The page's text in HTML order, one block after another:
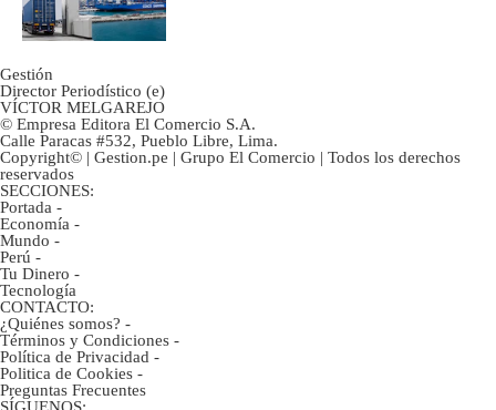
Gestión
Director Periodístico (e)
VÍCTOR MELGAREJO
© Empresa Editora El Comercio S.A.
Calle Paracas #532, Pueblo Libre, Lima.
Copyright© | Gestion.pe | Grupo El Comercio | Todos los derechos
reservados
SECCIONES:
Portada -
Economía -
Mundo -
Perú -
Tu Dinero -
Tecnología
CONTACTO:
¿Quiénes somos? -
Términos y Condiciones -
Política de Privacidad -
Politica de Cookies -
Preguntas Frecuentes